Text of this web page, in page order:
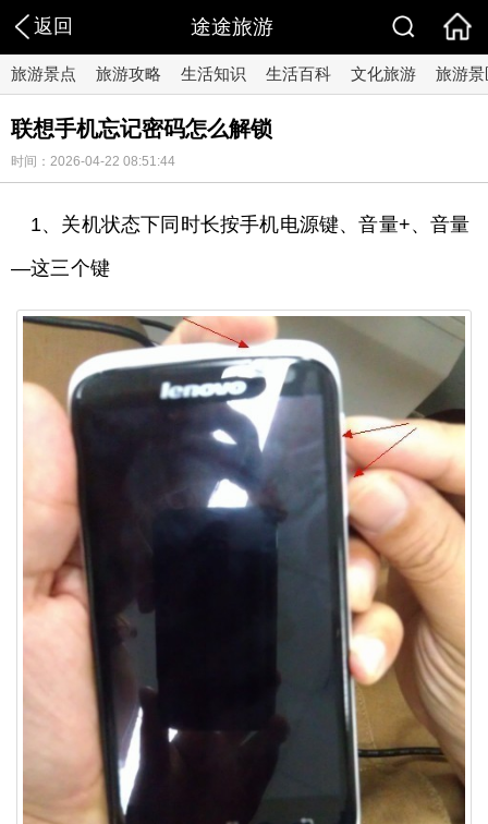
返回 途途旅游
旅游景点 旅游攻略 生活知识 生活百科 文化旅游 旅游景
联想手机忘记密码怎么解锁
时间：2026-04-22 08:51:44
1、关机状态下同时长按手机电源键、音量+、音量
—这三个键